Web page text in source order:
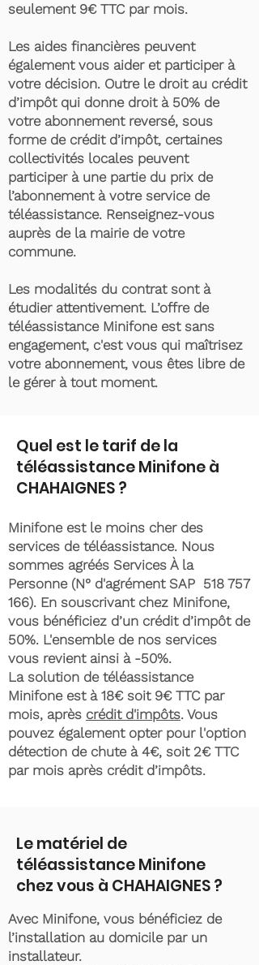
seulement 9€ TTC par mois.
Les aides financières peuvent
également vous aider et participer à
votre décision. Outre le droit au crédit
d’impôt qui donne droit à 50% de
votre abonnement reversé, sous
forme de crédit d’impôt, certaines
collectivités locales peuvent
participer à une partie du prix de
l’abonnement à votre service de
téléassistance. Renseignez-vous
auprès de la mairie de votre
commune.
Les modalités du contrat sont à
étudier attentivement. L’offre de
téléassistance Minifone est sans
engagement, c'est vous qui maîtrisez
votre abonnement, vous êtes libre de
le gérer à tout moment.
Quel est le tarif de la
téléassistance Minifone à
CHAHAIGNES ?
Minifone est le moins cher des
services de téléassistance. Nous
sommes agréés Services À la
Personne (N° d'agrément SAP 518 757
166). En souscrivant chez Minifone,
vous bénéficiez d’un crédit d’impôt de
50%. L'ensemble de nos services
vous revient ainsi à -50%.
La solution de téléassistance
Minifone est à 18€ soit 9€ TTC par
mois, après crédit d'impôts. Vous
pouvez également opter pour l'option
détection de chute à 4€, soit 2€ TTC
par mois après crédit d’impôts.
Le matériel de
téléassistance Minifone
chez vous à CHAHAIGNES ?
Avec Minifone, vous bénéficiez de
l’installation au domicile par un
installateur.